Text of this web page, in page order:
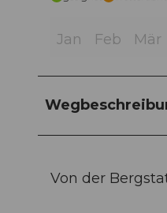
Jan Feb Mär
Von der